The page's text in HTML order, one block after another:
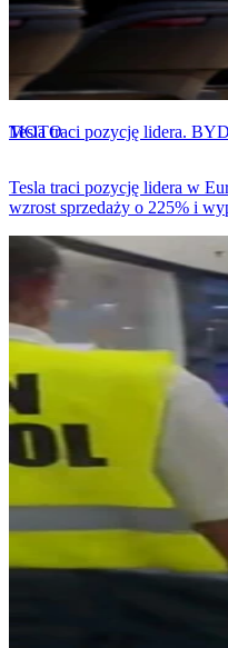
MOTO
Tesla traci pozycję lidera.
Tesla traci pozycję lidera w
wzrost sprzedaży o 225% i